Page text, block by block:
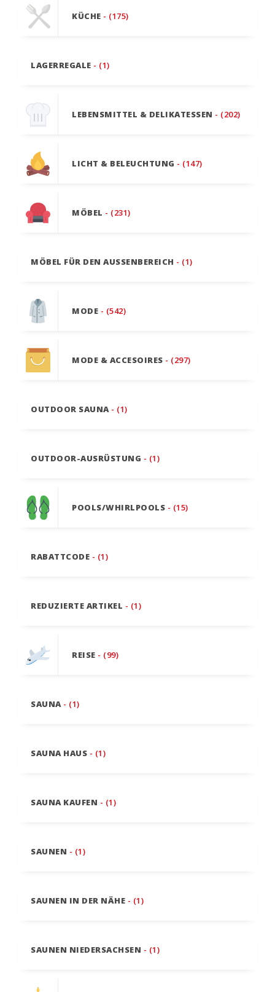
KÜCHE - (175)
LAGERREGALE - (1)
LEBENSMITTEL & DELIKATESSEN - (202)
LICHT & BELEUCHTUNG - (147)
MÖBEL - (231)
MÖBEL FÜR DEN AUSSENBEREICH - (1)
MODE - (542)
MODE & ACCESOIRES - (297)
OUTDOOR SAUNA - (1)
OUTDOOR-AUSRÜSTUNG - (1)
POOLS/WHIRLPOOLS - (15)
RABATTCODE - (1)
REDUZIERTE ARTIKEL - (1)
REISE - (99)
SAUNA - (1)
SAUNA HAUS - (1)
SAUNA KAUFEN - (1)
SAUNEN - (1)
SAUNEN IN DER NÄHE - (1)
SAUNEN NIEDERSACHSEN - (1)